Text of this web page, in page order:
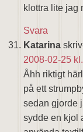
klottra lite jag
Svara
Katarina
2008-02-25
Åhh riktigt
på ett
sedan gjorde
sydde en kjol